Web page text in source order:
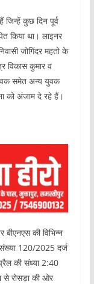
जिन्हें कुछ दिन पूर्व
किया था। लाइनर
जोगिंदर महतो के
विकास कुमार व
समेत अन्य युवक
को अंजाम दे रहे हैं।
की विभिन्न
120/2025 दर्ज
की संध्या 2:40
से रोसड़ा की ओर